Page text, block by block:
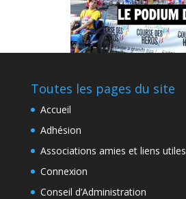
Toutes les pages du site
Accueil
Adhésion
Associations amies et liens utiles
Connexion
Conseil d’Administration